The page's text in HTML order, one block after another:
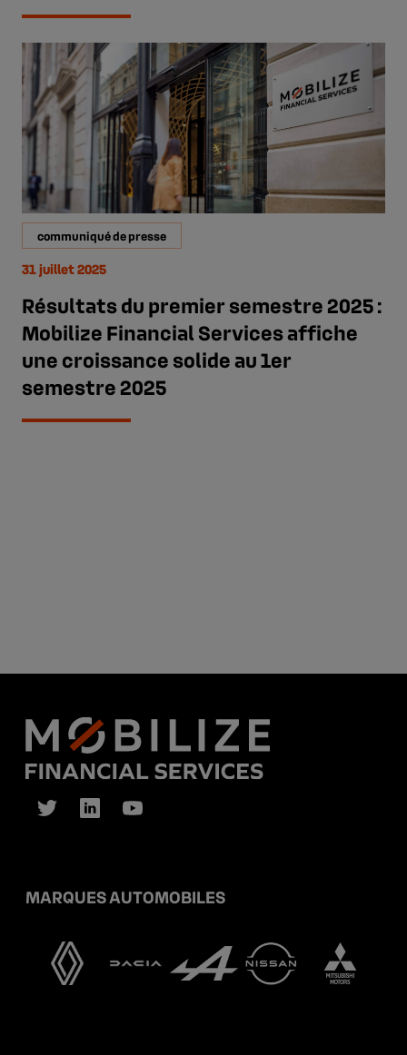
communiqué de presse
31 juillet 2025
Résultats du premier semestre 2025 :
Mobilize Financial Services affiche
une croissance solide au 1er
semestre 2025
MARQUES AUTOMOBILES